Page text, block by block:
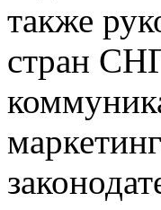
также
стран